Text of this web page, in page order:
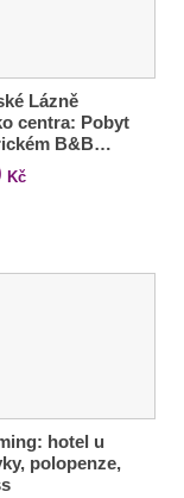
Lázně
centra: Pobyt
B&B…
Kč
hotel u
polopenze,